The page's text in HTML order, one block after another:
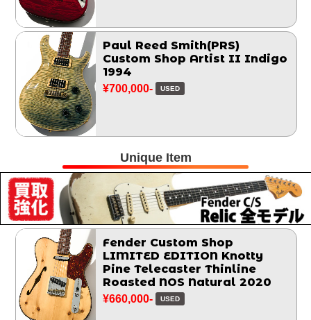
Paul Reed Smith(PRS)
Custom Shop Artist II Indigo
1994
¥700,000- USED
Unique Item
Fender Custom Shop
LIMITED EDITION Knotty
Pine Telecaster Thinline
Roasted NOS Natural 2020
¥660,000- USED